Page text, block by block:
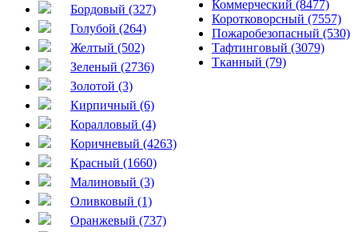
Бордовый (327)
Голубой (264)
Желтый (502)
Зеленый (2736)
Золотой (3)
Кирпичный (6)
Коралловый (4)
Коричневый (4263)
Красный (1660)
Малиновый (3)
Оливковый (1)
Оранжевый (737)
Коммерческий (8477)
Коротковорсный (7557)
Пожаробезопасный (530)
Тафтинговый (3079)
Тканный (79)